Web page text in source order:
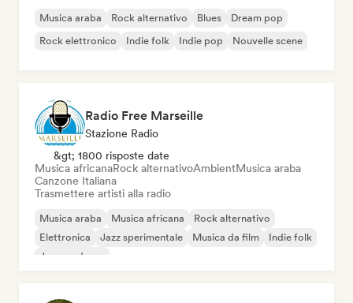
Musica araba Rock alternativo Blues
Dream pop
Rock elettronico
Indie folk Indie pop Nouvelle scene
Radio Free Marseille
Stazione Radio
&gt; 1800 risposte date
Musica africanaRock alternativoAmbientMusica araba
Canzone Italiana
Trasmettere artisti alla radio
Musica araba Musica africana
Rock alternativo
Elettronica
Jazz sperimentale Musica da film
Indie folk
Jazz moderno